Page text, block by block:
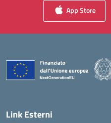
App Store
Link Esterni